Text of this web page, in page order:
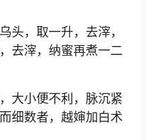
头，取一升，去滓，
去滓，纳蜜再煮一二
大小便不利，脉沉紧
细数者，越婶加白术